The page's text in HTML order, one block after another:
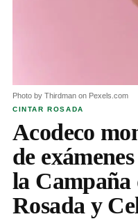
CINTAR ROSADA
Acodeco
de
la
Rosada y
Photo by Thirdman on Pexels.com